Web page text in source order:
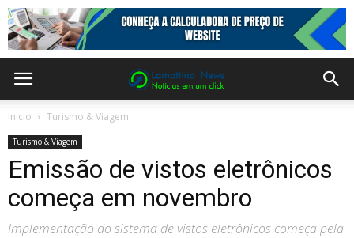
Inicio Turismo & Viagem
Turismo & Viagem
Emissão de vistos eletrônicos
começa em novembro
Implementação do sistema de vistos eletrônicos começa pela